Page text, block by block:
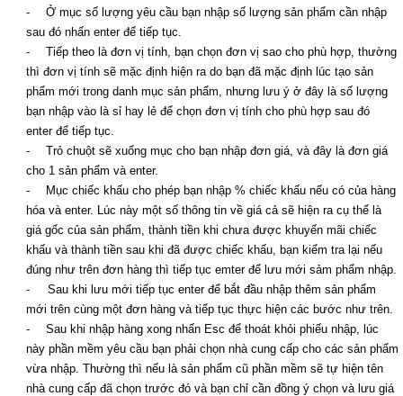
-
Ở mục số lượng yêu cầu bạn nhập số lượng sản phẩm cần nhập
sau đó nhấn enter để tiếp tục.
-
Tiếp theo là đơn vị tính, bạn chọn đơn vị sao cho phù hợp, thường
thì đơn vị tính sẽ mặc định hiện ra do bạn đã mặc định lúc tạo sản
phẩm mới trong danh mục sản phẩm, nhưng lưu ý ở đây là số lượng
bạn nhập vào là sỉ hay lẻ để chọn đơn vị tính cho phù hợp sau đó
enter để tiếp tục.
-
Trỏ chuột sẽ xuống mục cho bạn nhập đơn giá, và đây là đơn giá
cho 1 sản phẩm và enter.
-
Mục chiếc khấu cho phép bạn nhập % chiếc khấu nếu có của hàng
hóa và enter. Lúc này một số thông tin về giá cả sẽ hiện ra cụ thể là
giá gốc của sản phẩm, thành tiền khi chưa được khuyến mãi chiếc
khấu và thành tiền sau khi đã được chiếc khấu, bạn kiểm tra lại nếu
đúng như trên đơn hàng thì tiếp tục emter để lưu mới sảm phẩm nhập.
- Sau khi lưu mới tiếp tục enter để bắt đầu nhập thêm sản phẩm
mới trên cùng một đơn hàng và tiếp tục thực hiện các bước như trên.
-
Sau khi nhập hàng xong nhấn Esc để thoát khỏi phiếu nhập, lúc
này phần mềm yêu cầu bạn phải chọn nhà cung cấp cho các sản phẩm
vừa nhập. Thường thì nếu là sản phẩm cũ phần mềm sẽ tự hiện tên
nhà cung cấp đã chọn trước đó và bạn chỉ cần đồng ý chọn và lưu giá